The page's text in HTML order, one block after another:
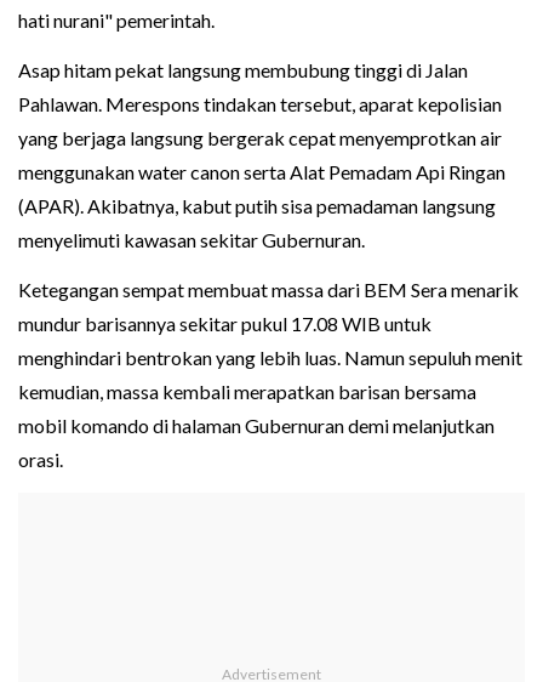
hati nurani" pemerintah.
Asap hitam pekat langsung membubung tinggi di Jalan
Pahlawan. Merespons tindakan tersebut, aparat kepolisian
yang berjaga langsung bergerak cepat menyemprotkan air
menggunakan water canon serta Alat Pemadam Api Ringan
(APAR). Akibatnya, kabut putih sisa pemadaman langsung
menyelimuti kawasan sekitar Gubernuran.
Ketegangan sempat membuat massa dari BEM Sera menarik
mundur barisannya sekitar pukul 17.08 WIB untuk
menghindari bentrokan yang lebih luas. Namun sepuluh menit
kemudian, massa kembali merapatkan barisan bersama
mobil komando di halaman Gubernuran demi melanjutkan
orasi.